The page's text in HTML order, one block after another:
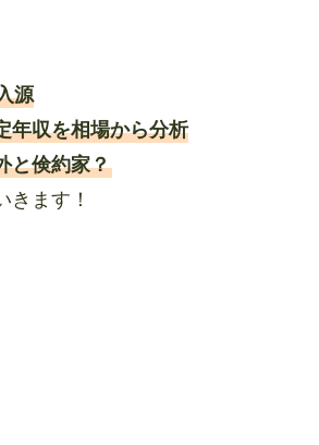
源
年収を相場から分析
と倹約家？
きます！